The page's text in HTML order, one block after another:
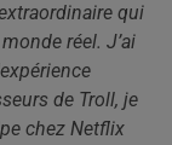
qui
réel. J’ai
de Troll, je
chez Netflix